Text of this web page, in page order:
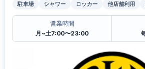
駐車場
シャワー ロッカー 他店舗利用
営業時間
月~土7:00〜23:00